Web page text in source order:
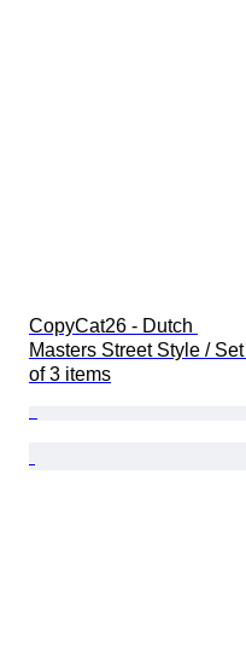
CopyCat26 - Dutch
Masters Street Style / Set
of 3 items